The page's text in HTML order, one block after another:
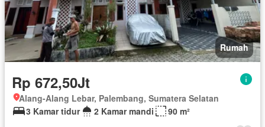
Rumah
Rp 672,50Jt
Alang-Alang Lebar, Palembang, Sumatera Selatan
3 Kamar tidur
2 Kamar mandi 90 m²